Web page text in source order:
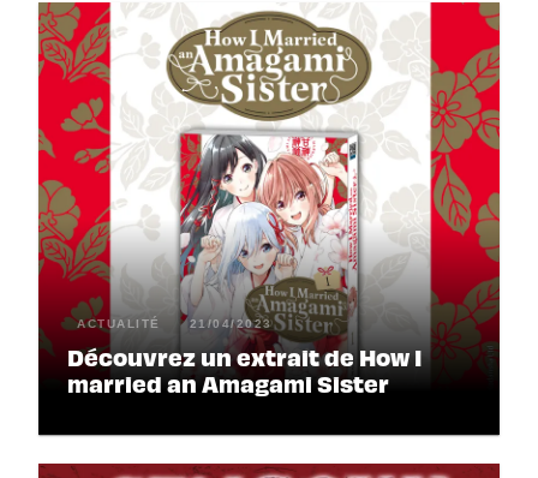
ACTUALITÉ 21/04/2023
Découvrez un extrait de How I
married an Amagami Sister